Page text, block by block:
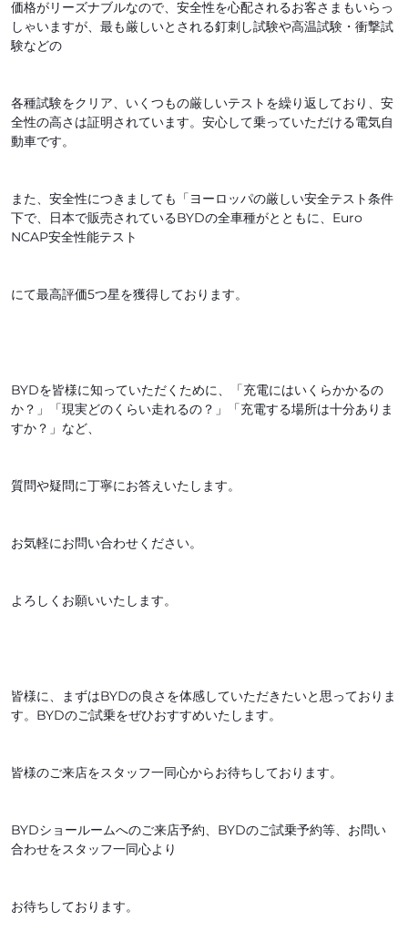
価格がリーズナブルなので、安全性を心配されるお客さまもいらっ
しゃいますが、最も厳しいとされる釘刺し試験や高温試験・衝撃試
験などの
各種試験をクリア、いくつもの厳しいテストを繰り返しており、安
全性の高さは証明されています。安心して乗っていただける電気自
動車です。
また、安全性につきましても「ヨーロッパの厳しい安全テスト条件
下で、日本で販売されているBYDの全車種がとともに、Euro
NCAP安全性能テスト
にて最高評価5つ星を獲得しております。
BYDを皆様に知っていただくために、「充電にはいくらかかるの
か？」「現実どのくらい走れるの？」「充電する場所は十分ありま
すか？」など、
質問や疑問に丁寧にお答えいたします。
お気軽にお問い合わせください。
よろしくお願いいたします。
皆様に、まずはBYDの良さを体感していただきたいと思っておりま
す。BYDのご試乗をぜひおすすめいたします。
皆様のご来店をスタッフ一同心からお待ちしております。
BYDショールームへのご来店予約、BYDのご試乗予約等、お問い
合わせをスタッフ一同心より
お待ちしております。